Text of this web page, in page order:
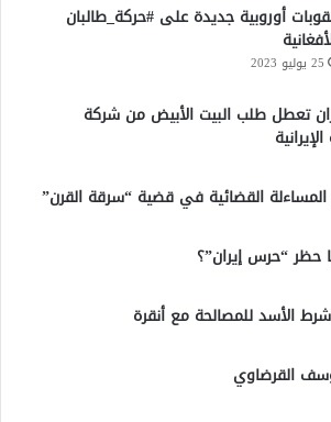
أوروبية جديدة على #حركة_طالبان
25 يوليو 2023
تعطل طلب البيت الأبيض من شركة
القضائية في قضية “سرقة القرن”
حظر “حرس إيران”؟
شرط الأسد للمصالحة مع أنقرة
القرضاوي